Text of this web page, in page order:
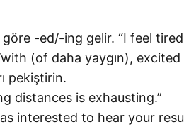
-ed/-ing gelir. “I feel
(of daha yaygın), excited
pekiştirin.
distances is exhausting.”
interested to hear your